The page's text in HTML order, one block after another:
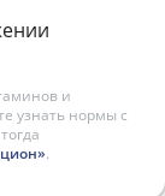
и
узнать нормы с
.